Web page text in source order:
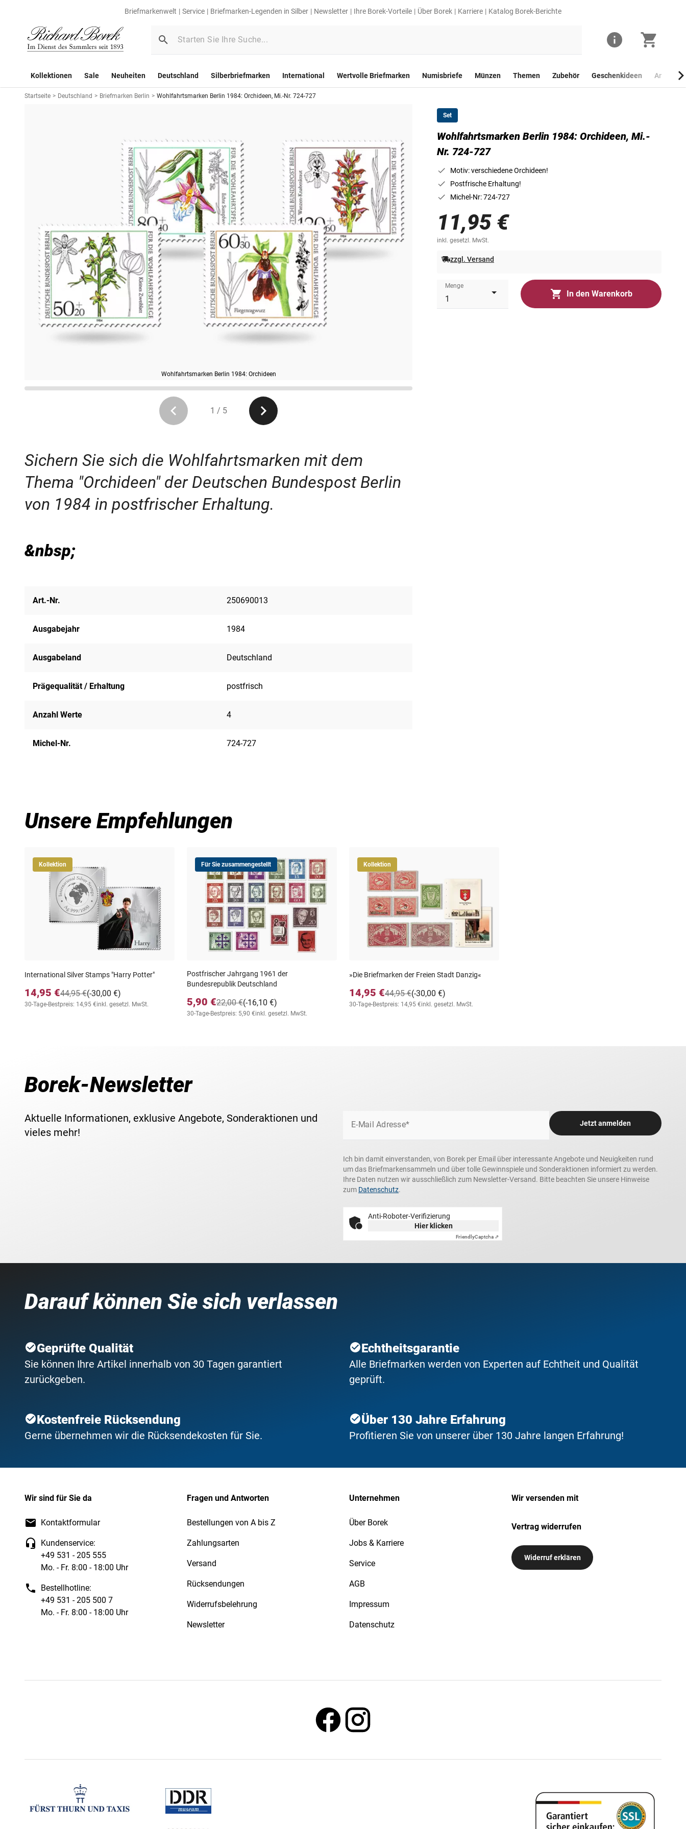
Briefmarkenwelt Service Briefmarken-Legenden in Silber Newsletter Ihre Borek-Vorteile Über Borek Karriere Katalog Borek-Berichte
Kollektionen Sale Neuheiten Deutschland Silberbriefmarken International Wertvolle Briefmarken Numisbriefe Münzen Themen Zubehör Geschenkideen
Startseite > Deutschland > Briefmarken Berlin > Wohlfahrtsmarken Berlin 1984: Orchideen, Mi.-Nr. 724-727
Wohlfahrtsmarken Berlin 1984: Orchideen
Wohlfahrtsmarke Berlin 1984: Orchideen
1 / 5
Set
Wohlfahrtsmarken Berlin 1984: Orchideen, Mi.-
Nr. 724-727
Motiv: verschiedene Orchideen!
Postfrische Erhaltung!
Michel-Nr: 724-727
11,95 €
inkl. gesetzl. MwSt.
zzgl. Versand
Menge
In den Warenkorb
Sichern Sie sich die Wohlfahrtsmarken mit dem
Thema "Orchideen" der Deutschen Bundespost Berlin
von 1984 in postfrischer Erhaltung.
&nbsp;
Art.-Nr. 250690013
Ausgabejahr 1984
Ausgabeland Deutschland
Prägequalität / Erhaltung postfrisch
Anzahl Werte 4
Michel-Nr. 724-727
Unsere Empfehlungen
Kollektion
International Silver Stamps "Harry Potter"
14,95 € (-30,00 €)
44,95 €
30-Tage-Bestpreis: 14,95 €inkl. gesetzl. MwSt.
Für Sie zusammengestellt
Postfrischer Jahrgang 1961 der
Bundesrepublik Deutschland
5,90 € (-16,10 €)
22,00 €
30-Tage-Bestpreis: 5,90 €inkl. gesetzl. MwSt.
Kollektion
»Die Briefmarken der Freien Stadt Danzig«
14,95 € (-30,00 €)
44,95 €
30-Tage-Bestpreis: 14,95 €inkl. gesetzl. MwSt.
Borek-Newsletter
Aktuelle Informationen, exklusive Angebote, Sonderaktionen und
vieles mehr!
E-Mail Adresse* Jetzt anmelden
Ich bin damit einverstanden, von Borek per Email über interessante Angebote und Neuigkeiten rund
um das Briefmarkensammeln und über tolle Gewinnspiele und Sonderaktionen informiert zu werden.
Ihre Daten nutzen wir ausschließlich zum Newsletter-Versand. Bitte beachten Sie unsere Hinweise
zum Datenschutz.
Anti-Roboter-Verifizierung
Hier klicken
FriendlyCaptcha ⇗
Darauf können Sie sich verlassen
Geprüfte Qualität
Sie können Ihre Artikel innerhalb von 30 Tagen garantiert
zurückgeben.
Echtheitsgarantie
Alle Briefmarken werden von Experten auf Echtheit und Qualität
geprüft.
Kostenfreie Rücksendung
Gerne übernehmen wir die Rücksendekosten für Sie.
Über 130 Jahre Erfahrung
Profitieren Sie von unserer über 130 Jahre langen Erfahrung!
Wir sind für Sie da
Kontaktformular
Kundenservice:
+49 531 - 205 555
Mo. - Fr. 8:00 - 18:00 Uhr
Bestellhotline:
+49 531 - 205 500 7
Mo. - Fr. 8:00 - 18:00 Uhr
Fragen und Antworten
Bestellungen von A bis Z
Zahlungsarten
Versand
Rücksendungen
Widerrufsbelehrung
Newsletter
Unternehmen
Über Borek
Jobs & Karriere
Service
AGB
Impressum
Datenschutz
Wir versenden mit
Vertrag widerrufen
Widerruf erklären